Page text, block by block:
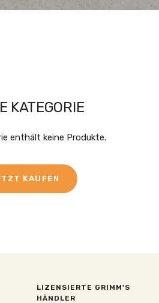
KATEGORIE
enthält keine Produkte.
KAUFEN
LIZENSIERTE GRIMM'S
HÄNDLER